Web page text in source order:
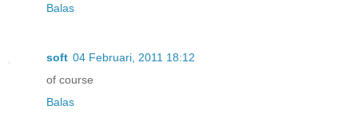
Balas
soft 04 Februari, 2011 18:12
of course
Balas